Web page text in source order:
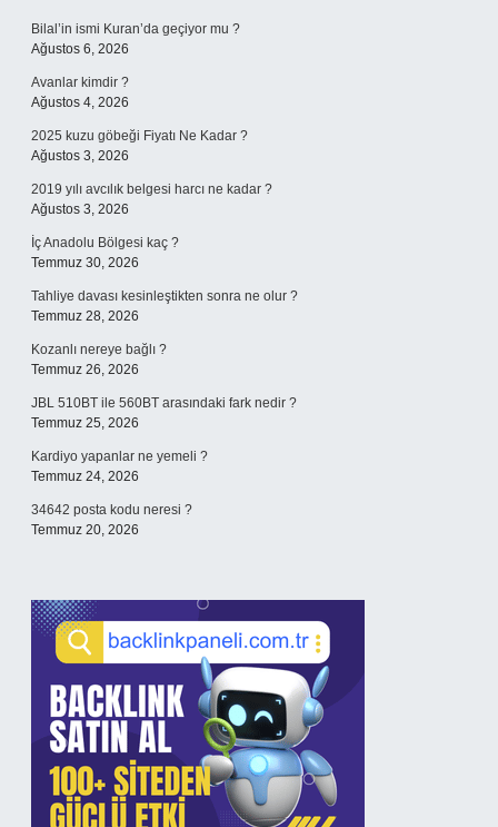
Bilal’in ismi Kuran’da geçiyor mu ?
Ağustos 6, 2026
Avanlar kimdir ?
Ağustos 4, 2026
2025 kuzu göbeği Fiyatı Ne Kadar ?
Ağustos 3, 2026
2019 yılı avcılık belgesi harcı ne kadar ?
Ağustos 3, 2026
İç Anadolu Bölgesi kaç ?
Temmuz 30, 2026
Tahliye davası kesinleştikten sonra ne olur ?
Temmuz 28, 2026
Kozanlı nereye bağlı ?
Temmuz 26, 2026
JBL 510BT ile 560BT arasındaki fark nedir ?
Temmuz 25, 2026
Kardiyo yapanlar ne yemeli ?
Temmuz 24, 2026
34642 posta kodu neresi ?
Temmuz 20, 2026